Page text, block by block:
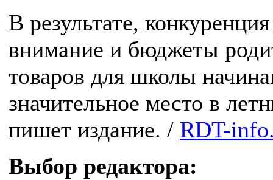
В результате,
внимание и бюджеты
товаров для школы
значительное место в
пишет издание. / RDT-
Выбор редактора: